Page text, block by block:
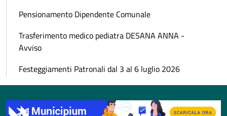
Pensionamento Dipendente Comunale
Trasferimento medico pediatra DESANA ANNA -
Avviso
Festeggiamenti Patronali dal 3 al 6 luglio 2026